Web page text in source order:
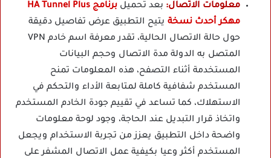
معلومات الاتصال: بعد تحميل
برنامج HA Tunnel Plus
مهكر أحدث نسخة يتيح التطبيق عرض تفاصيل دقيقة
حول حالة الاتصال الحالية، تقدر معرفة اسم خادم VPN
المتصل به الدولة مدة الاتصال وحجم البيانات
المستخدمة أثناء التصفح، هذه المعلومات تمنح
المستخدم شفافية كاملة لمتابعة الأداء والتحكم في
الاستهلاك، كما تساعد في تقييم جودة الخادم المستخدم
واتخاذ قرار التبديل عند الحاجة، وجود لوحة معلومات
واضحة داخل التطبيق يعزز من تجربة الاستخدام ويجعل
المستخدم أكثر وعيا بكيفية عمل الاتصال المشفر على